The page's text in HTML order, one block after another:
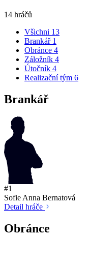
14 hráčů
Všichni 13
Brankář 1
Obránce 4
Záložník 4
Útočník 4
Realizační tým 6
Brankář
#1
Sofie Anna Bernatová
Detail hráče
Obránce